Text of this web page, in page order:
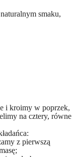
smaku,
i kroimy w poprzek,
na cztery, równe
z pierwszą